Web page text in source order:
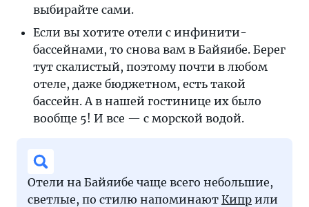
выбирайте сами.
Если вы хотите отели с инфинити-
бассейнами, то снова вам в Байяибе. Берег
тут скалистый, поэтому почти в любом
отеле, даже бюджетном, есть такой
бассейн. А в нашей гостинице их было
вообще 5! И все — с морской водой.
Отели на Байяибе чаще всего небольшие,
светлые, по стилю напоминают Кипр или